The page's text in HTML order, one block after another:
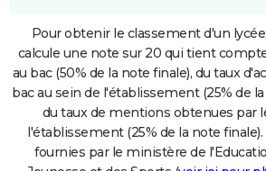
Pour obtenir le classement d'un
calcule une note sur 20 qui tient
au bac (50% de la note finale), du taux
bac au sein de l'établissement (25% de
du taux de mentions obtenues par
l'établissement (25% de la note
fournies par le ministère de